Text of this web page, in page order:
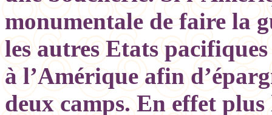
monumentale de faire la
les autres Etats
à l’Amérique afin
deux camps. En effet